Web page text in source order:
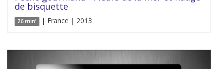
de bisquette
26 min' | France | 2013